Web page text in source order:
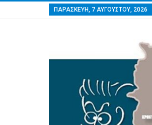
ΠΑΡΑΣΚΕΥΉ, 7 ΑΥΓΟΎΣΤΟΥ, 2026